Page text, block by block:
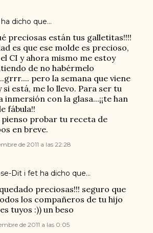
ha dicho que…
preciosas están tus galletitas!!!!
es que ese molde es precioso,
CI y ahora mismo me estoy
de no habérmelo
pero la semana que viene
si está, me lo llevo. Para ser tu
inmersión con la glasa...¡¡te han
fábula!!
pienso probar tu receta de
en breve.
de 2011 a las 22:28
Dit i fet ha dicho que…
preciosas!!! seguro que
los compañeros de tu hijo
tuyos :)) un beso
de 2011 a las 0:05